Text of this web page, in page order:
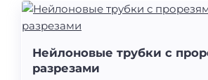
Нейлоновые трубки с
разрезами